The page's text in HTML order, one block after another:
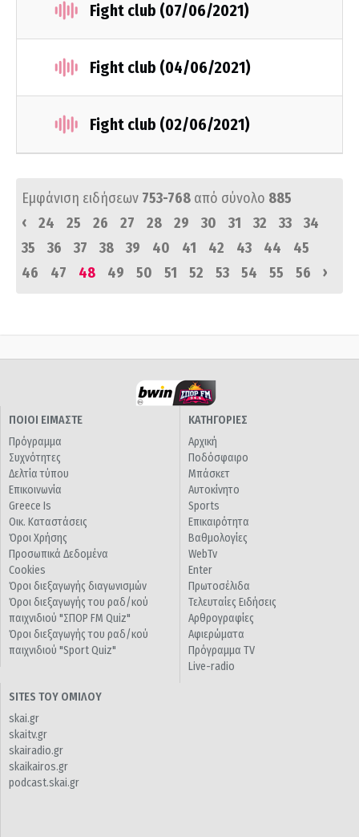
Fight club (07/06/2021)
Fight club (04/06/2021)
Fight club (02/06/2021)
Εμφάνιση ειδήσεων 753-768 από σύνολο 885
‹
24 25 26 27 28 29 30 31 32 33
34
35
36 37 38 39 40 41 42 43 44
45
46
47 48 49 50 51 52 53 54 55 56 ›
ΠΟΙΟΙ ΕΙΜΑΣΤΕ
Πρόγραμμα
Συχνότητες
Δελτία τύπου
Επικοινωνία
Greece Is
Οικ. Καταστάσεις
Όροι Χρήσης
Προσωπικά Δεδομένα
Cookies
Όροι διεξαγωγής διαγωνισμών
Όροι διεξαγωγής του ραδ/κού
παιχνιδιού "ΣΠΟΡ FM Quiz"
Όροι διεξαγωγής του ραδ/κού
παιχνιδιού "Sport Quiz"
ΚΑΤΗΓΟΡΙΕΣ
Αρχική
Ποδόσφαιρο
Μπάσκετ
Αυτοκίνητο
Sports
Επικαιρότητα
Βαθμολογίες
WebTv
Enter
Πρωτοσέλιδα
Τελευταίες Ειδήσεις
Αρθρογραφίες
Αφιερώματα
Πρόγραμμα TV
Live-radio
SITES ΤΟΥ ΟΜΙΛΟΥ
skai.gr
skaitv.gr
skairadio.gr
skaikairos.gr
podcast.skai.gr